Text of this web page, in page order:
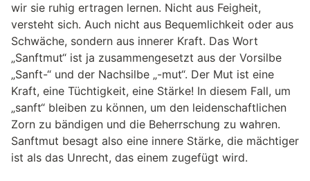
wir sie ruhig ertragen lernen. Nicht aus Feigheit,
versteht sich. Auch nicht aus Bequemlichkeit oder aus
Schwäche, sondern aus innerer Kraft. Das Wort
„Sanftmut“ ist ja zusammengesetzt aus der Vorsilbe
„Sanft-“ und der Nachsilbe „-mut“. Der Mut ist eine
Kraft, eine Tüchtigkeit, eine Stärke! In diesem Fall, um
„sanft“ bleiben zu können, um den leidenschaftlichen
Zorn zu bändigen und die Beherrschung zu wahren.
Sanftmut besagt also eine innere Stärke, die mächtiger
ist als das Unrecht, das einem zugefügt wird.